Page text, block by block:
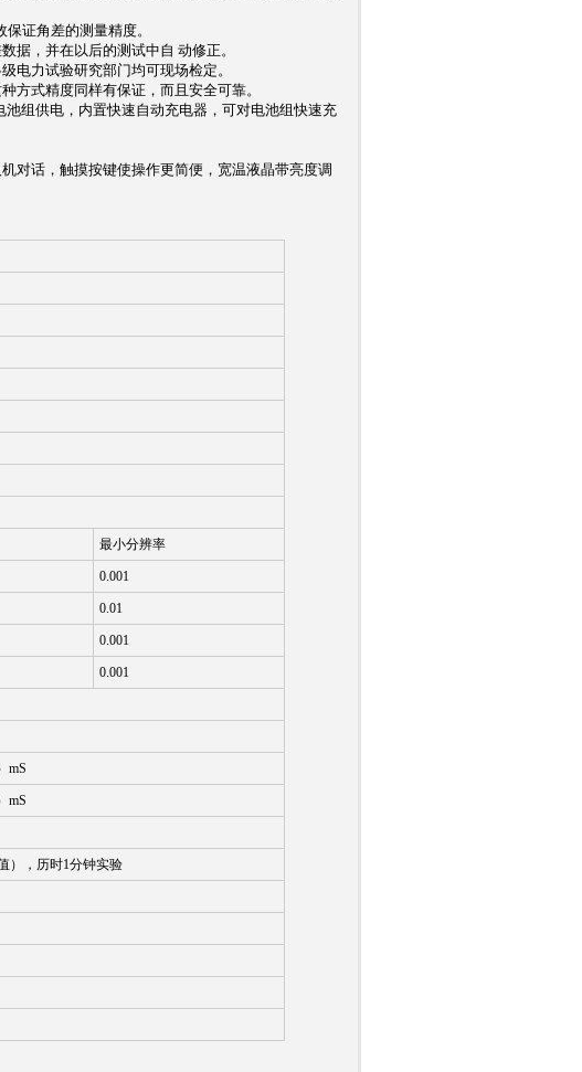
证角差的测量精度。
据，并在以后的测试中自 动修正。
电力试验研究部门均可现场检定。
方式精度同样有保证，而且安全可靠。
组供电，内置快速自动充电器，可对电池组快速充
对话，触摸按键使操作更简便，宽温液晶带亮度调
最小分辨率
0.001
0.01
0.001
0.001
mS
mS
），历时1分钟实验